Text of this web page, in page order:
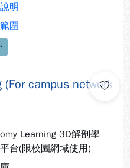
明
圍
(For campus network
Learning 3D解剖學
台(限校園網域使用)